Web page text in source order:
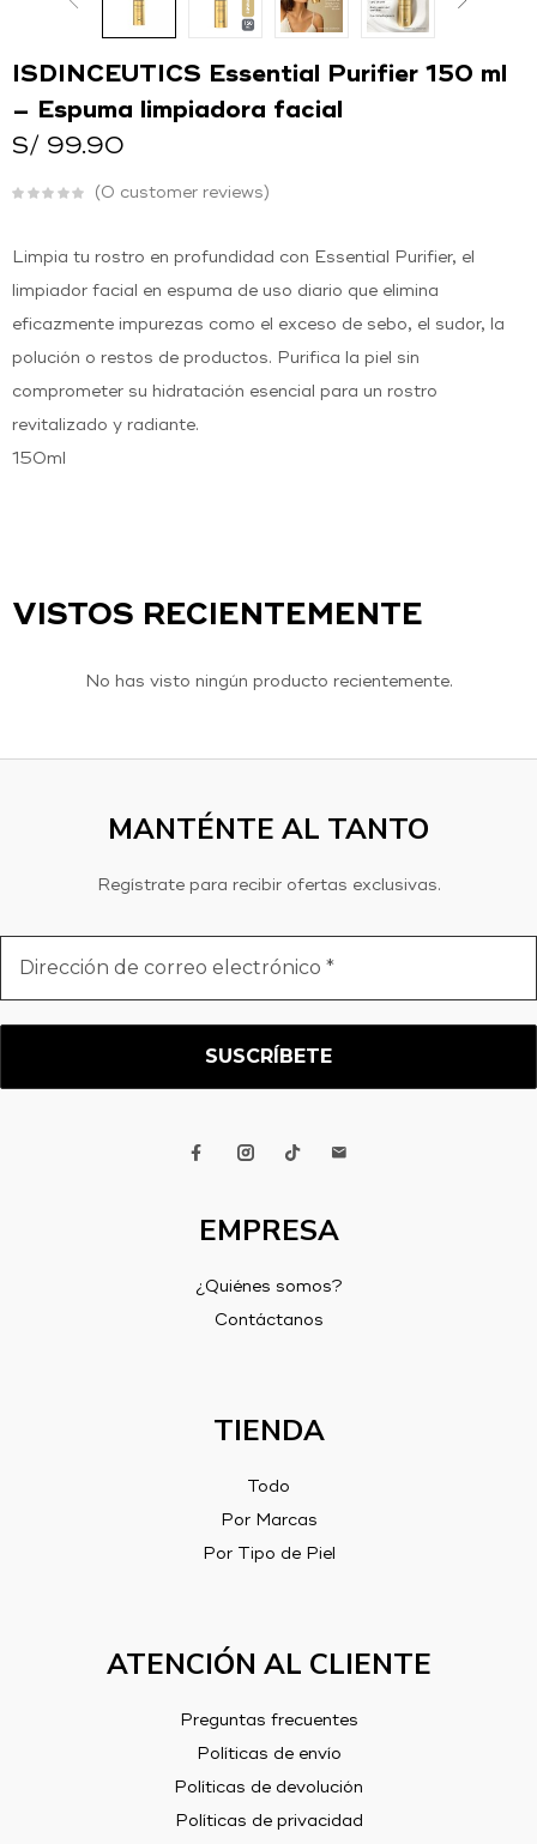
ISDINCEUTICS Essential Purifier 150 ml
– Espuma limpiadora facial
S/ 99.90
0 customer reviews
Limpia tu rostro en profundidad con Essential Purifier, el
limpiador facial en espuma de uso diario que elimina
eficazmente impurezas como el exceso de sebo, el sudor, la
polución o restos de productos. Purifica la piel sin
comprometer su hidratación esencial para un rostro
revitalizado y radiante.
150ml
VISTOS RECIENTEMENTE
No has visto ningún producto recientemente.
MANTÉNTE AL TANTO
Regístrate para recibir ofertas exclusivas.
de
EMPRESA
¿Quiénes somos?
Contáctanos
TIENDA
Todo
Por Marcas
Por Tipo de Piel
ATENCIÓN AL CLIENTE
Preguntas frecuentes
Políticas de envío
Políticas de devolución
Políticas de privacidad